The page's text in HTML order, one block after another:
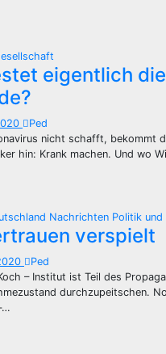
eigentlich
Ped
nicht schafft, bekommt
hin: Krank machen. Und wo
Nachrichten Politik
verspielt
Ped
– Institut ist Teil des
durchzupeitschen.